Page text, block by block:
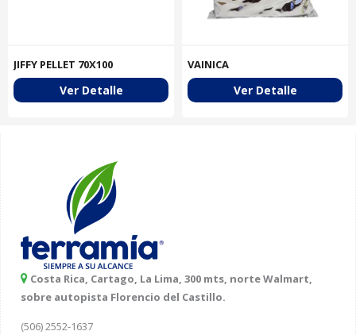
JIFFY PELLET 70X100
Ver Detalle
VAINICA
Ver Detalle
Costa Rica, Cartago, La Lima, 300 mts, norte Walmart,
sobre autopista Florencio del Castillo.
(506) 2552-1637